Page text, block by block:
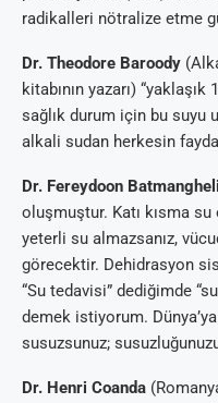
radikalleri nötralize etme
Dr. Theodore Baroody
kitabının yazarı)
sağlık durum için bu suyu
alkali sudan herkesin
Dr. Fereydoon
oluşmuştur. Katı kısma
yeterli su almazsanız,
görecektir. Dehidrasyon
“Su tedavisi” dediğimde
demek istiyorum.
susuzsunuz;
Dr. Henri Coanda